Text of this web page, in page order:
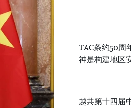
TAC条约50周
神是构建地区
越共第十四届